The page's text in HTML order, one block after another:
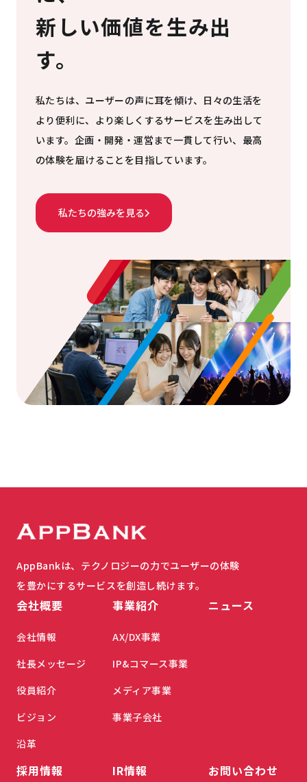
新しい価値を生み出
す。
私たちは、ユーザーの声に耳を傾け、日々の生活を
より便利に、より楽しくするサービスを生み出して
います。企画・開発・運営まで一貫して行い、最高
の体験を届けることを目指しています。
私たちの強みを見る
AppBankは、テクノロジーの力でユーザーの体験
を豊かにするサービスを創造し続けます。
会社概要
会社情報
社長メッセージ
役員紹介
ビジョン
沿革
事業紹介
AX/DX事業
IP&コマース事業
メディア事業
事業子会社
ニュース
採用情報 IR情報 お問い合わせ